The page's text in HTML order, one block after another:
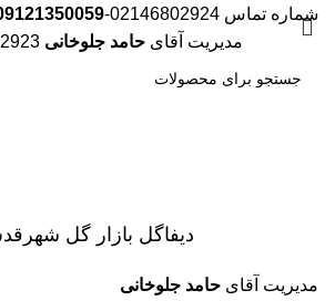
شماره تماس 02146802924-
مدیریت آقای حامد جلوخانی
دیفاگل بازار گل
مدیریت آقای حامد جلوخانی